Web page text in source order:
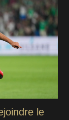
le